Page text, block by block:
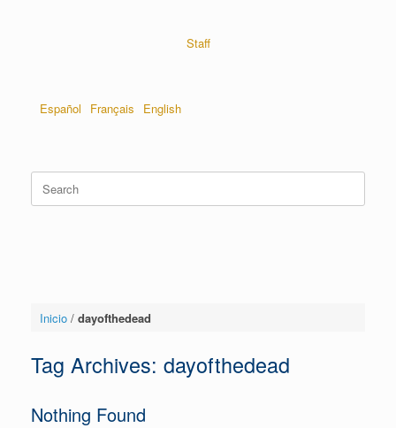
Staff
Español Français English
Inicio/ dayofthedead
Tag Archives: dayofthedead
Nothing Found